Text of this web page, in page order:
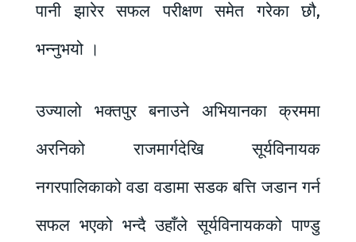
पानी झारेर सफल परीक्षण समेत गरेका छौ,
भन्नुभयो ।
उज्यालो भक्तपुर बनाउने अभियानका क्रममा
अरनिको राजमार्गदेखि सूर्यविनायक
नगरपालिकाको वडा वडामा सडक बत्ति जडान गर्न
सफल भएको भन्दै उहाँले सूर्यविनायकको पाण्डु